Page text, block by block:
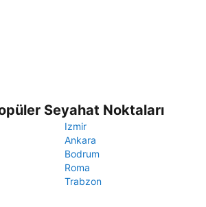
Seyahat Noktaları
Izmir
Ankara
Bodrum
Roma
Trabzon